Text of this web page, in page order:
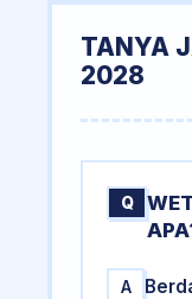
TANYA
2028
Q
A